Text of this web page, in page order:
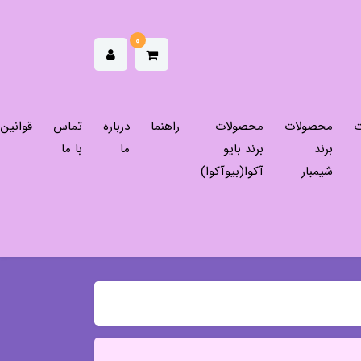
0
محصولات
برند
شیمبار
محصولات
برند بایو
آکوا(بیوآکوا)
راهنما
درباره
ما
تماس
با ما
قوانین